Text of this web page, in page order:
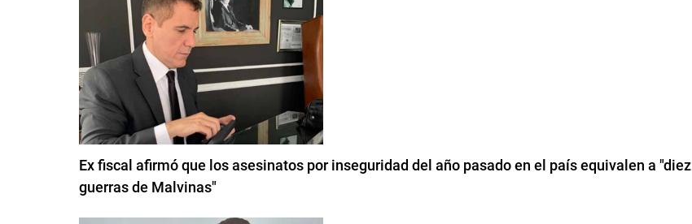
Ex fiscal afirmó que los asesinatos por inseguridad del año pasado en el país equivalen a "diez
guerras de Malvinas"